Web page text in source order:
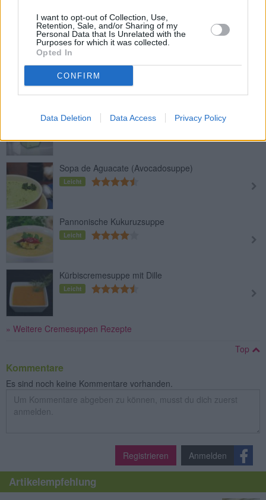
I want to opt-out of Collection, Use,
Retention, Sale, and/or Sharing of my
Personal Data that Is Unrelated with the
Purposes for which it was collected.
Opted In
CONFIRM
Data Deletion Data Access Privacy Policy
Leicht
Leicht
Spargelsuppe
Sopa de Aguacate (Avocadosuppe)
Leicht
Pannonische Kukuruzsuppe
Leicht
Kürbiscremesuppe mit Dille
Leicht
» Weitere Cremesuppen Rezepte
Top
Kommentare
Es sind noch keine Kommentare vorhanden.
Registrieren Anmelden
Artikelempfehlung